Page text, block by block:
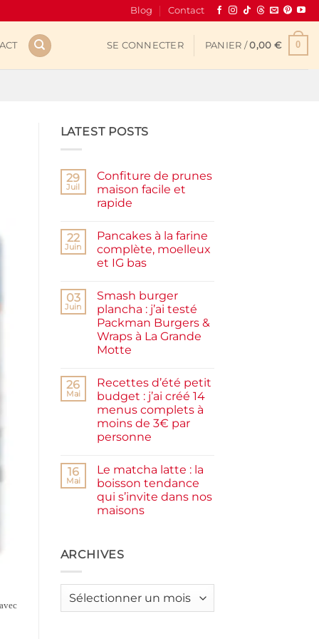
Blog Contact
SE CONNECTER PANIER /0,00 € 0
LATEST POSTS
29
Juil
Confiture de prunes
maison facile et
rapide
sur
Confiture
de
prunes
et
rapide
22
Juin
Pancakes à la farine
complète, moelleux
et IG bas
sur
Pancakes
à
la
farine
complète,
moelleux
bas
03
Juin
Smash burger
plancha : j’ai testé
Packman Burgers &
Wraps à La Grande
Motte
sur
Smash
burger
plancha :
j’ai
testé
Packman
à
La
Grande
Motte
26
Mai
Recettes d’été petit
budget : j’ai créé 14
menus complets à
moins de 3€ par
personne
sur
Recettes
d’été
petit
budget
menus
complets
3€
16
Mai
Le matcha latte : la
boisson tendance
qui s’invite dans nos
maisons
Le
matcha
boisson
ARCHIVES
Archives